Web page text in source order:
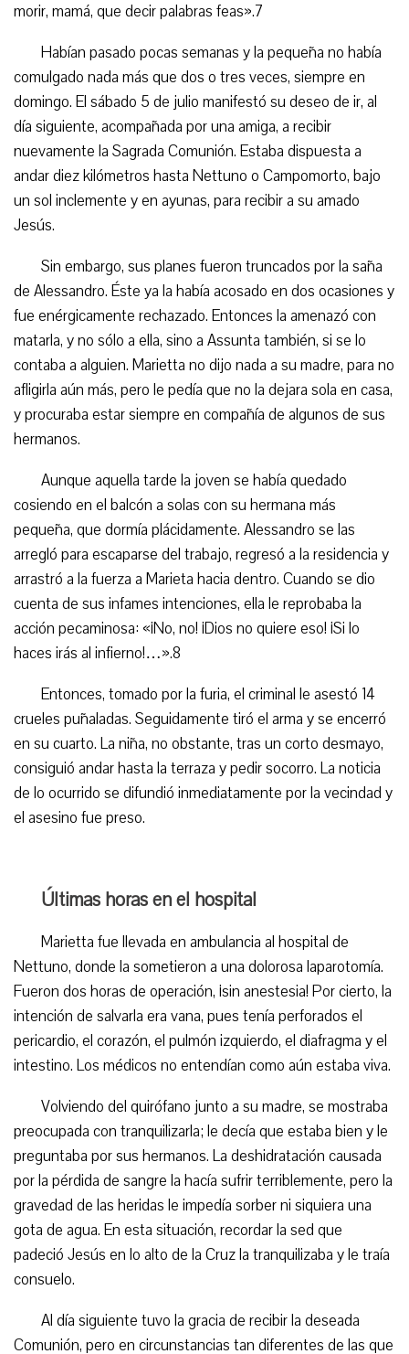
morir, mamá, que decir palabras feas».7
Habían pasado pocas semanas y la pequeña no había
comulgado nada más que dos o tres veces, siempre en
domingo. El sábado 5 de julio manifestó su deseo de ir, al
día siguiente, acompañada por una amiga, a recibir
nuevamente la Sagrada Comunión. Estaba dispuesta a
andar diez kilómetros hasta Nettuno o Campomorto, bajo
un sol inclemente y en ayunas, para recibir a su amado
Jesús.
Sin embargo, sus planes fueron truncados por la saña
de Alessandro. Éste ya la había acosado en dos ocasiones y
fue enérgicamente rechazado. Entonces la amenazó con
matarla, y no sólo a ella, sino a Assunta también, si se lo
contaba a alguien. Marietta no dijo nada a su madre, para no
afligirla aún más, pero le pedía que no la dejara sola en casa,
y procuraba estar siempre en compañía de algunos de sus
hermanos.
Aunque aquella tarde la joven se había quedado
cosiendo en el balcón a solas con su hermana más
pequeña, que dormía plácidamente. Alessandro se las
arregló para escaparse del trabajo, regresó a la residencia y
arrastró a la fuerza a Marieta hacia dentro. Cuando se dio
cuenta de sus infames intenciones, ella le reprobaba la
acción pecaminosa: «¡No, no! ¡Dios no quiere eso! ¡Si lo
haces irás al infierno!…».8
Entonces, tomado por la furia, el criminal le asestó 14
crueles puñaladas. Seguidamente tiró el arma y se encerró
en su cuarto. La niña, no obstante, tras un corto desmayo,
consiguió andar hasta la terraza y pedir socorro. La noticia
de lo ocurrido se difundió inmediatamente por la vecindad y
el asesino fue preso.
Últimas horas en el hospital
Marietta fue llevada en ambulancia al hospital de
Nettuno, donde la sometieron a una dolorosa laparotomía.
Fueron dos horas de operación, ¡sin anestesia! Por cierto, la
intención de salvarla era vana, pues tenía perforados el
pericardio, el corazón, el pulmón izquierdo, el diafragma y el
intestino. Los médicos no entendían como aún estaba viva.
Volviendo del quirófano junto a su madre, se mostraba
preocupada con tranquilizarla; le decía que estaba bien y le
preguntaba por sus hermanos. La deshidratación causada
por la pérdida de sangre la hacía sufrir terriblemente, pero la
gravedad de las heridas le impedía sorber ni siquiera una
gota de agua. En esta situación, recordar la sed que
padeció Jesús en lo alto de la Cruz la tranquilizaba y le traía
consuelo.
Al día siguiente tuvo la gracia de recibir la deseada
Comunión, pero en circunstancias tan diferentes de las que